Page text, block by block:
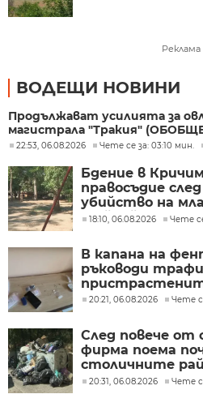
Реклама
ВОДЕЩИ НОВИНИ
Продължават усилията за
магистрала "Тракия"
22:53, 06.08.2026 Чете се за: 03:10 мин.
Бдение в
правосъдие
убийство на
тийнейджъри
18:10, 06.08.2026 Чете
В капана на
ръководи
20:21, 06.08.2026 Чете
След повече от
фирма поема
столичните
"Подуяне" и
20:31, 06.08.2026 Чете